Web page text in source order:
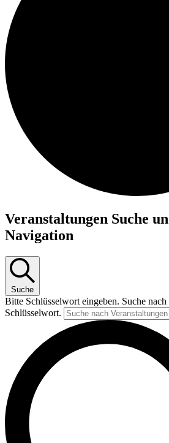
Veranstaltungen
Veranstaltungen Suche
Navigation
Suche
Bitte Schlüsselwort eingeben. Suche nach
Schlüsselwort.